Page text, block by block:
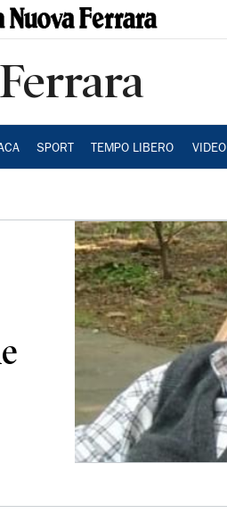
Ferrara
SPORT TEMPO LIBERO VIDEO